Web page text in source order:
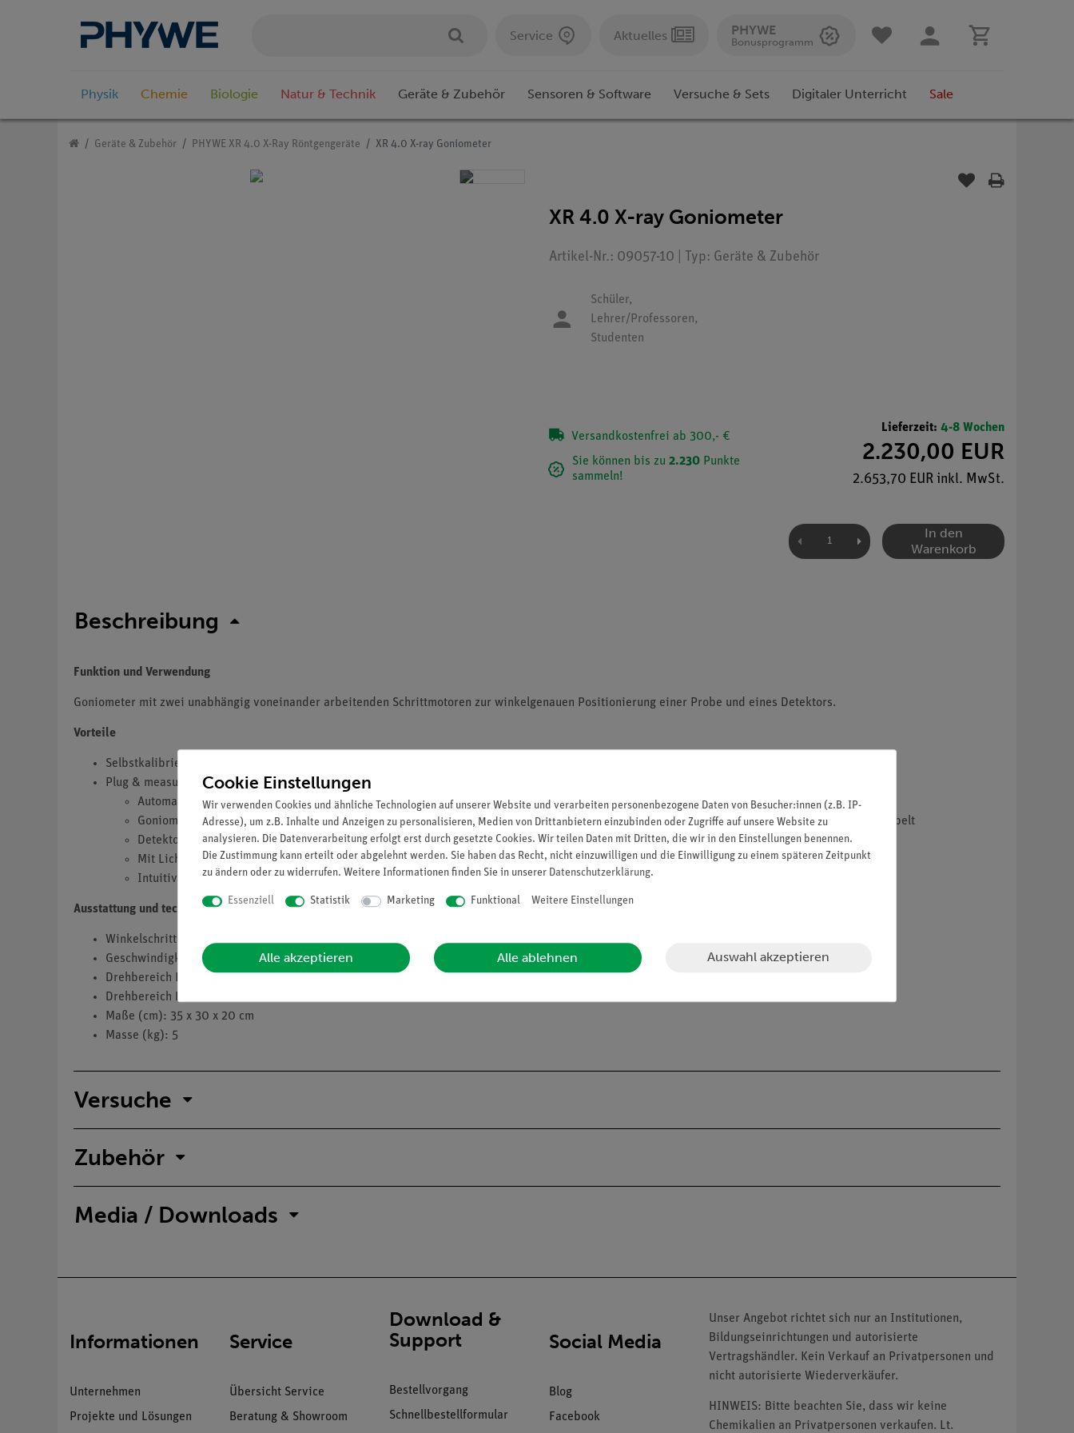
Service Aktuelles PHYWE
Bonusprogramm
Physik Chemie Biologie Natur & Technik Geräte & Zubehör Sensoren & Software Versuche & Sets Digitaler Unterricht Sale
Geräte & Zubehör PHYWE XR 4.0 X-Ray Röntgengeräte XR 4.0 X-ray Goniometer
XR 4.0 X-ray Goniometer
Artikel-Nr.: 09057-10 | Typ: Geräte & Zubehör
Schüler,
Lehrer/Professoren,
Studenten
Versandkostenfrei ab 300,- €
Sie können bis zu 2.230 Punkte
sammeln!
Lieferzeit: 4-8 Wochen
2.230,00 EUR
2.653,70 EUR inkl. MwSt.
In den
Warenkorb
Beschreibung
Funktion und Verwendung
Goniometer mit zwei unabhängig voneinander arbeitenden Schrittmotoren zur winkelgenauen Positionierung einer Probe und eines Detektors.
Vorteile
Selbstkalibrierendes Goniometer
Plug & measure:
Automatische Erkennung des Goniometers
Goniometerblock mit zwei unabhängig arbeitenden Schrittmotoren zur Drehung von Probenhalter und Detektor jeweils separat und 2:1-gekoppelt
Detektorhalter mit Schlitzblendenträger zur Aufnahme von Absorptionsfolien ist zur Veränderung der Winkelauflösung verschiebbar.
Mit Lichtschrankensystem zur Begrenzung des erlaubten Schwenkbereichs zum Schutz der Detektoren
Intuitive Bedienung über direkte Bedienung am Gerät oder über PC
Ausstattung und technische Daten
Winkelschrittweite: 0,1°...10°
Geschwindigkeit: 0,5...100 s/Schritt
Drehbereich Probe: 0...360°
Drehbereich Detektor: -10°...+170°
Maße (cm): 35 x 30 x 20 cm
Masse (kg): 5
Versuche
Zubehör
Media / Downloads
Informationen
Unternehmen
Projekte und Lösungen
Service
Übersicht Service
Beratung & Showroom
Download &
Support
Bestellvorgang
Schnellbestellformular
Social Media
Blog
Facebook
Unser Angebot richtet sich nur an Institutionen,
Bildungseinrichtungen und autorisierte
Vertragshändler. Kein Verkauf an Privatpersonen und
nicht autorisierte Wiederverkäufer.
HINWEIS: Bitte beachten Sie, dass wir keine
Chemikalien an Privatpersonen verkaufen. Lt.
Cookie Einstellungen
Wir verwenden Cookies und ähnliche Technologien auf unserer Website und verarbeiten personenbezogene Daten von Besucher:innen (z.B. IP-
Adresse), um z.B. Inhalte und Anzeigen zu personalisieren, Medien von Drittanbietern einzubinden oder Zugriffe auf unsere Website zu
analysieren. Die Datenverarbeitung erfolgt erst durch gesetzte Cookies. Wir teilen Daten mit Dritten, die wir in den Einstellungen benennen.
Die Zustimmung kann erteilt oder abgelehnt werden. Sie haben das Recht, nicht einzuwilligen und die Einwilligung zu einem späteren Zeitpunkt
zu ändern oder zu widerrufen. Weitere Informationen finden Sie in unserer Daten­schutz­erklärung.
Essenziell Statistik Marketing Funktional Weitere Einstellungen
Alle akzeptieren Alle ablehnen Auswahl akzeptieren